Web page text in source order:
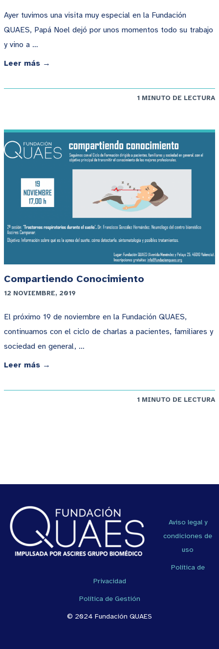
Ayer tuvimos una visita muy especial en la Fundación
QUAES, Papá Noel dejó por unos momentos todo su trabajo
y vino a …
Leer más →
1 MINUTO DE LECTURA
Compartiendo Conocimiento
12 NOVIEMBRE, 2019
El próximo 19 de noviembre en la Fundación QUAES,
continuamos con el ciclo de charlas a pacientes, familiares y
sociedad en general, …
Leer más →
1 MINUTO DE LECTURA
Aviso legal y
condiciones de
uso
Política de
Privacidad
Política de Gestión
© 2024 Fundación QUAES